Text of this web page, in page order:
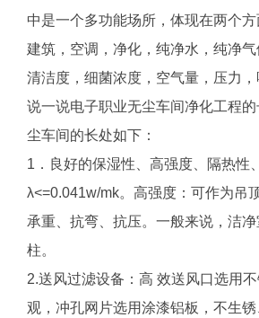
中是一个多功能场所，体现在两个
建筑，空调，净化，纯净水，纯净
清洁度，细菌浓度，空气量，压力，
说一说电子职业无尘车间净化工程
尘车间的长处如下：
1．良好的保湿性、高强度、隔热性
λ<=0.041w/mk。高强度：可作为吊
承重、抗弯、抗压。一般来说，洁
柱。
2.送风过滤设备：高 效送风口选用
观，冲孔网片选用涂漆铝板，不生锈